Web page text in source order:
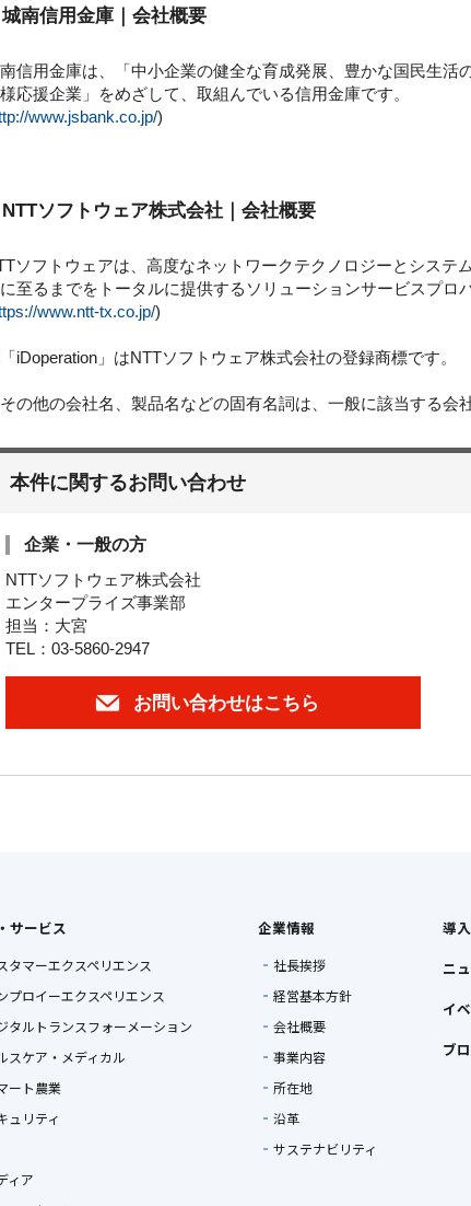
城南信用金庫｜会社概要
信用金庫は、「中小企業の健全な育成発展、豊かな国民生
応援企業」をめざして、取組んでいる信用金庫です。
www.jsbank.co.jp/)
NTTソフトウェア株式会社｜会社概要
ソフトウェアは、高度なネットワークテクノロジーとシス
至るまでをトータルに提供するソリューションサービスプロ
www.ntt-tx.co.jp/)
iDoperation」はNTTソフトウェア株式会社の登録商標です。
の他の会社名、製品名などの固有名詞は、一般に該当する会
本件に関するお問い合わせ
企業・一般の方
NTTソフトウェア株式会社
エンタープライズ事業部
担当：大宮
TEL：03-5860-2947
お問い合わせはこちら
サービス
タマーエクスペリエンス
プロイーエクスペリエンス
タルトランスフォーメーション
スケア・メディカル
ート農業
ュリティ
ィア
企業情報
社長挨拶
経営基本方針
会社概要
事業内容
所在地
沿革
サステナビリティ
導
ニ
イ
ブ